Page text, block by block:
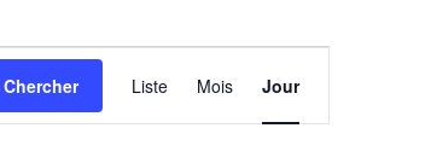
Chercher
de
Liste Mois Jour